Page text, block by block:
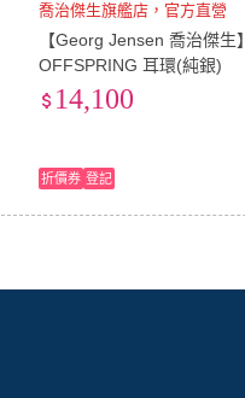
喬治傑生旗艦店，官方直營
【Georg Jensen 喬治傑生】
OFFSPRING 耳環(純銀)
14,100
折價券 登記